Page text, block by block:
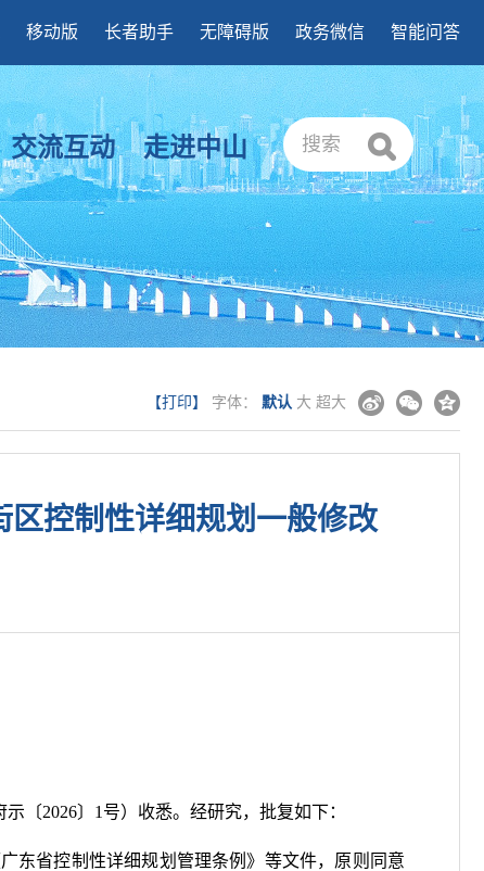
移动版 长者助手 无障碍版 政务微信 智能问答
交流互动 走进中山 搜索
【打印】 字体： 默认 大 超大
区控制性详细规划一般修改
2026〕1号）收悉。经研究，批复如下：
省控制性详细规划管理条例》等文件，原则同意